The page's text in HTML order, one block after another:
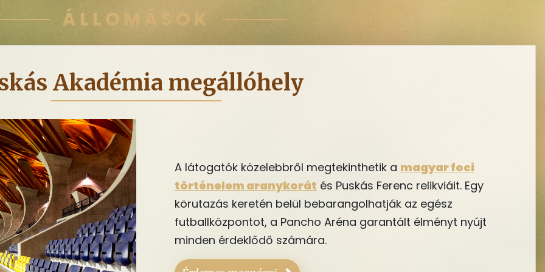
ÁLLOMÁSOK
Akadémia megállóhely
A látogatók közelebbről megtekinthetik a magyar foci
történelem aranykorát és Puskás Ferenc relikviáit. Egy
körutazás keretén belül bebarangolhatják az egész
futballközpontot, a Pancho Aréna garantált élményt nyújt
minden érdeklődő számára.